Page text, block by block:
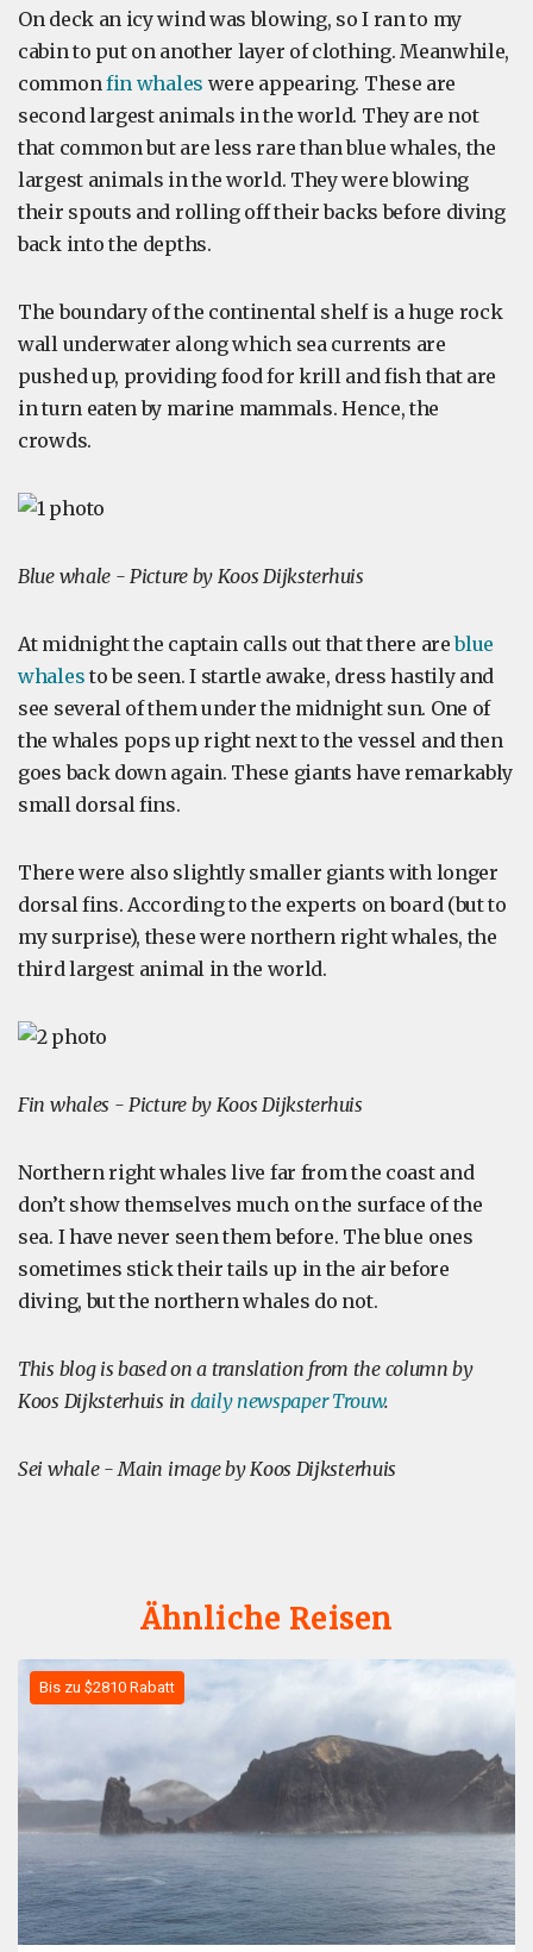
On deck an icy wind was blowing, so I ran to my
cabin to put on another layer of clothing. Meanwhile,
commonfin whales were appearing. These are
second largest animals in the world. They are not
that common but are less rare than blue whales, the
largest animals in the world. They were blowing
their spouts and rolling off their backs before diving
back into the depths.
The boundary of the continental shelf is a huge rock
wall underwater along which sea currents are
pushed up, providing food for krill and fish that are
in turn eaten by marine mammals. Hence, the
crowds.
Blue whale - Picture by Koos Dijksterhuis
At midnight the captain calls out that there areblue
whales to be seen. I startle awake, dress hastily and
see several of them under the midnight sun. One of
the whales pops up right next to the vessel and then
goes back down again. These giants have remarkably
small dorsal fins.
There were also slightly smaller giants with longer
dorsal fins. According to the experts on board (but to
my surprise), these were northern right whales, the
third largest animal in the world.
Fin whales - Picture by Koos Dijksterhuis
Northern right whales live far from the coast and
don’t show themselves much on the surface of the
sea. I have never seen them before. The blue ones
sometimes stick their tails up in the air before
diving, but the northern whales do not.
This blog is based on a translation from the column by
Koos Dijksterhuis in daily newspaper Trouw.
Sei whale - Main image by Koos Dijksterhuis
Ähnliche Reisen
Bis zu $2810 Rabatt